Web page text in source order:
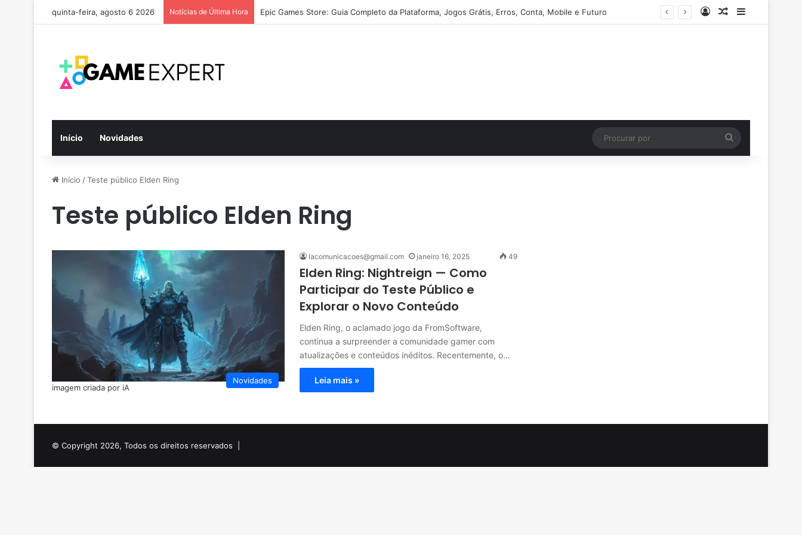
quinta-feira, agosto 6 2026 Notícias de Última Hora Epic Games Store: Guia Completo da Plataforma, Jogos Grátis, Erros, Conta, Mobile e Futuro EntrarArtigo aleatório
Barra Lateral
Início Novidades
por
Início /Teste público Elden Ring
Teste público Elden Ring
Novidades
imagem criada por iA
lacomunicacoes@gmail.com janeiro 16, 2025 49
Elden Ring: Nightreign — Como
Participar do Teste Público e
Explorar o Novo Conteúdo
Elden Ring, o aclamado jogo da FromSoftware,
continua a surpreender a comunidade gamer com
atualizações e conteúdos inéditos. Recentemente, o…
Leia mais »
© Copyright 2026, Todos os direitos reservados |